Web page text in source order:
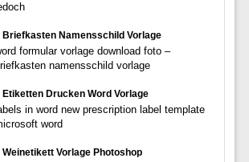
Briefkasten Namensschild Vorlage
formular vorlage download foto –
namensschild vorlage
Etiketten Drucken Word Vorlage
in word new prescription label template
word
Weinetikett Vorlage Photoshop